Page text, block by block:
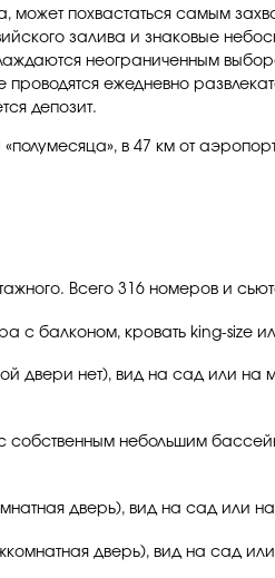
похвастаться самым
залива и знаковые
неограниченным
ежедневно
депозит.
в 47 км от
Всего 316 номеров и
с балконом, кровать king-size
двери нет), вид на сад или
небольшим
дверь), вид на сад или
дверь), вид на сад